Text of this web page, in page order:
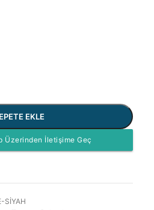
EKLE
Üzerinden İletişime Geç
SİYAH